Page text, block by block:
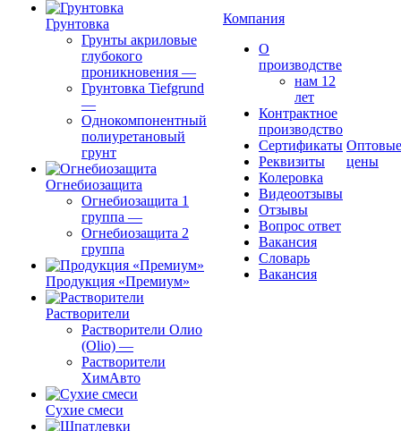
Грунтовка
Грунты акриловые
глубокого
проникновения —
Грунтовка Tiefgrund
—
Однокомпонентный
полиуретановый
грунт
Огнебиозащита
Огнебиозащита 1
группа —
Огнебиозащита 2
группа
Продукция «Премиум»
Растворители
Растворители Олио
(Olio) —
Растворители
ХимАвто
Сухие смеси
Компания
О
производстве
нам 12
лет
Контрактное
производство
Сертификаты
Реквизиты
Колеровка
Видеоотзывы
Отзывы
Вопрос ответ
Вакансия
Словарь
Вакансия
Оптовые
цены